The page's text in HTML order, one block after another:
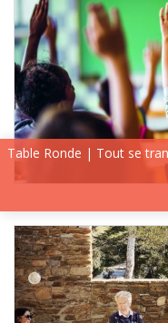
Table Ronde | Tout se